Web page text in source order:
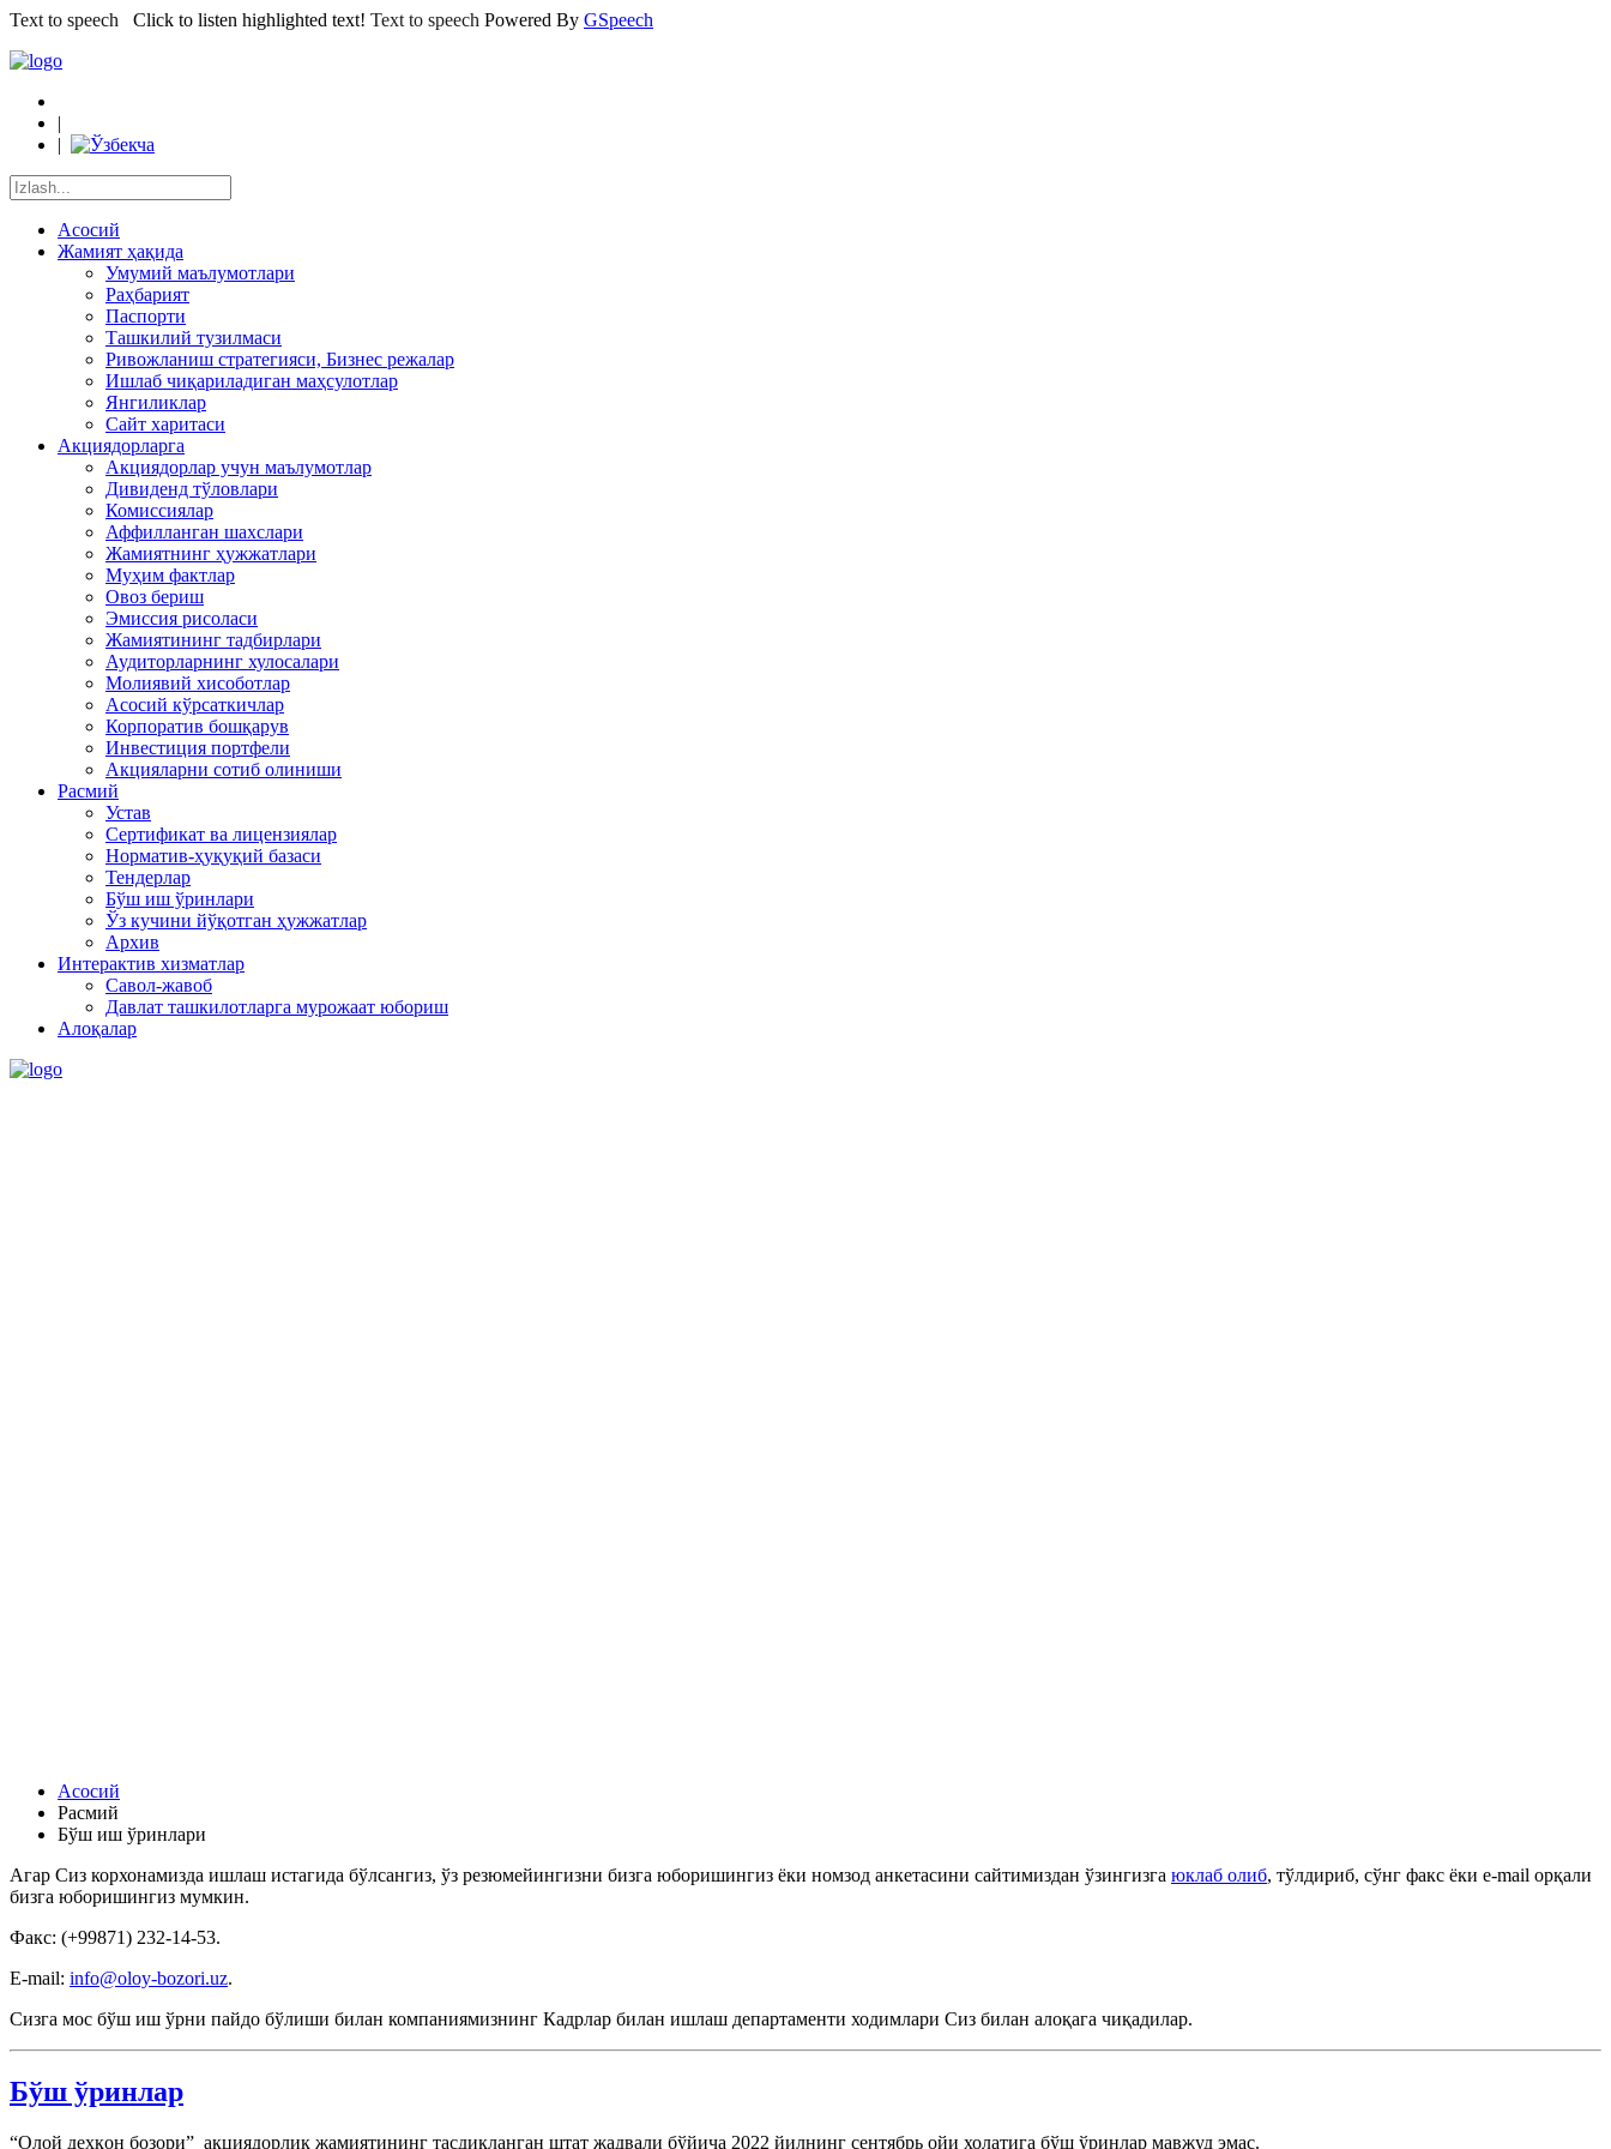
Text to speech Click to listen highlighted text! Text to speech Powered By GSpeech
|
|
Асосий
Жамият ҳақида
Умумий маълумотлари
Раҳбарият
Паспорти
Ташкилий тузилмаси
Ривожланиш стратегияси, Бизнес режалар
Ишлаб чиқариладиган маҳсулотлар
Янгиликлар
Сайт харитаси
Акциядорларга
Акциядорлар учун маълумотлар
Дивиденд тўловлари
Комиссиялар
Аффилланган шахслари
Жамиятнинг ҳужжатлари
Муҳим фактлар
Овоз бериш
Эмиссия рисоласи
Жамиятининг тадбирлари
Аудиторларнинг хулосалари
Молиявий хисоботлар
Асосий кўрсаткичлар
Корпоратив бошқарув
Инвестиция портфели
Акцияларни сотиб олиниши
Расмий
Устав
Сертификат ва лицензиялар
Норматив-ҳуқуқий базаси
Тендерлар
Бўш иш ўринлари
Ўз кучини йўқотган ҳужжатлар
Архив
Интерактив хизматлар
Савол-жавоб
Давлат ташкилотларга мурожаат юбориш
Алоқалар
Асосий
Расмий
Бўш иш ўринлари
Агар Сиз корхонамизда ишлаш истагида бўлсангиз, ўз резюмейингизни бизга юборишингиз ёки номзод анкетасини сайтимиздан ўзингизга юклаб олиб, тўлдириб, сўнг факс ёки e-mail орқали
бизга юборишингиз мумкин.
Факс: (+99871) 232-14-53.
E-mail: info@oloy-bozori.uz.
Сизга мос бўш иш ўрни пайдо бўлиши билан компаниямизнинг Кадрлар билан ишлаш департаменти ходимлари Сиз билан алоқага чиқадилар.
Бўш ўринлар
“Олой деҳқон бозори” акциядорлик жамиятининг тасдиқланган штат жадвали бўйича 2022 йилнинг сентябрь ойи холатига бўш ўринлар мавжуд эмас.